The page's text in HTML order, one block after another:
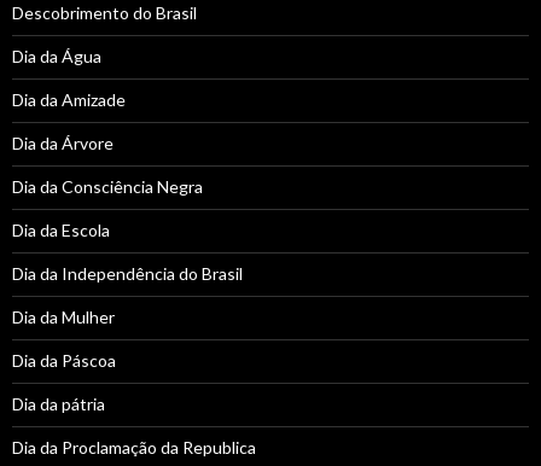
Descobrimento do Brasil
Dia da Água
Dia da Amizade
Dia da Árvore
Dia da Consciência Negra
Dia da Escola
Dia da Independência do Brasil
Dia da Mulher
Dia da Páscoa
Dia da pátria
Dia da Proclamação da Republica